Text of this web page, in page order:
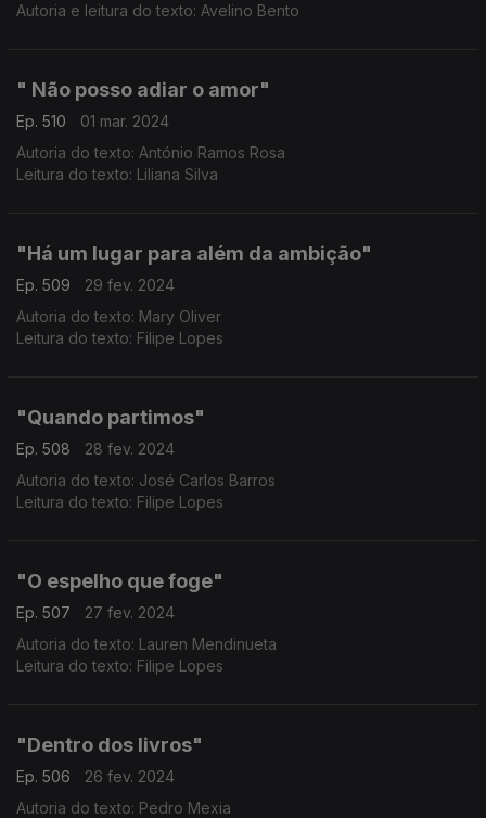
Autoria e leitura do texto: Avelino Bento
" Não posso adiar o amor"
Ep. 510
01 mar. 2024
Autoria do texto: António Ramos Rosa
Leitura do texto: Liliana Silva
"Há um lugar para além da ambição"
Ep. 509
29 fev. 2024
Autoria do texto: Mary Oliver
Leitura do texto: Filipe Lopes
"Quando partimos"
Ep. 508
28 fev. 2024
Autoria do texto: José Carlos Barros
Leitura do texto: Filipe Lopes
"O espelho que foge"
Ep. 507
27 fev. 2024
Autoria do texto: Lauren Mendinueta
Leitura do texto: Filipe Lopes
"Dentro dos livros"
Ep. 506
26 fev. 2024
Autoria do texto: Pedro Mexia